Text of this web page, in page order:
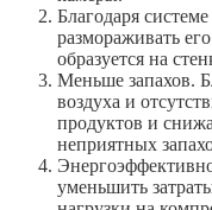
Благодаря
размораживать
образуется на
Меньше запахов.
воздуха и
продуктов и
неприятных
уменьшить